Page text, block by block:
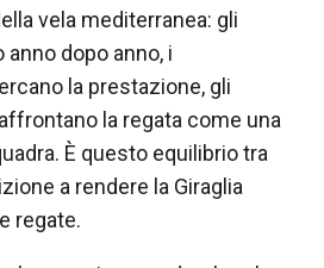
vela mediterranea: gli
dopo anno, i
la prestazione, gli
la regata come una
È questo equilibrio tra
a rendere la Giraglia
regate.